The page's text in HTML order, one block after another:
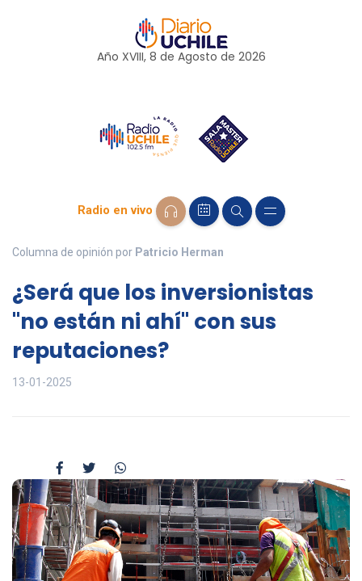
Año XVIII, 8 de Agosto de 2026
Radio en vivo
Columna de opinión por Patricio Herman
¿Será que los inversionistas
"no están ni ahí" con sus
reputaciones?
13-01-2025